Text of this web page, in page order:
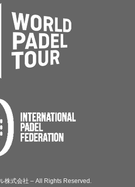
株式会社 – All Rights Reserved.